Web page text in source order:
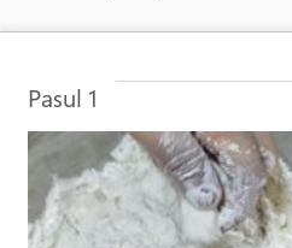
Pasul 1